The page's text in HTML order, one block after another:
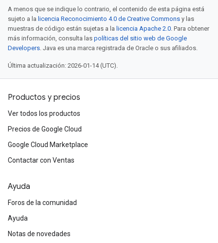
A menos que se indique lo contrario, el contenido de esta página está
sujeto a la licencia Reconocimiento 4.0 de Creative Commons y las
muestras de código están sujetas a la licencia Apache 2.0. Para obtener
más información, consulta las políticas del sitio web de Google
Developers. Java es una marca registrada de Oracle o sus afiliados.
Última actualización: 2026-01-14 (UTC).
Productos y precios
Ver todos los productos
Precios de Google Cloud
Google Cloud Marketplace
Contactar con Ventas
Ayuda
Foros de la comunidad
Ayuda
Notas de novedades